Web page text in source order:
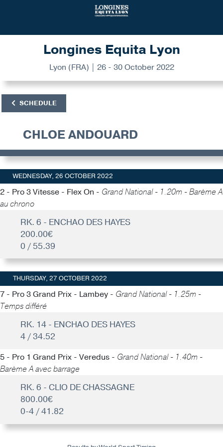
Longines Equita Lyon
Lyon (FRA) | 26 - 30 October 2022
SCHEDULE
CHLOE ANDOUARD
WEDNESDAY, 26 OCTOBER 2022
2 - Pro 3 Vitesse - Flex On - Grand National - 1.20m - Barème A
au chrono
RK. 6 - ENCHAO DES HAYES
200.00€
0 / 55.39
THURSDAY, 27 OCTOBER 2022
7 - Pro 3 Grand Prix - Lambey - Grand National - 1.25m -
Temps différé
RK. 14 - ENCHAO DES HAYES
4 / 34.52
5 - Pro 1 Grand Prix - Veredus - Grand National - 1.40m -
Barème A avec barrage
RK. 6 - CLIO DE CHASSAGNE
800.00€
0-4 / 41.82